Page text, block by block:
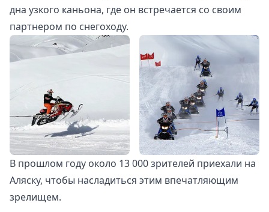
дна узкого каньона, где он встречается со своим
партнером по снегоходу.
В прошлом году около 13 000 зрителей приехали на
Аляску, чтобы насладиться этим впечатляющим
зрелищем.